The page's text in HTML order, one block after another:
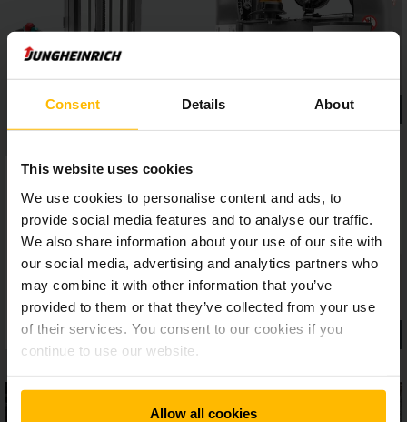
Consent Details About
This website uses cookies
We use cookies to personalise content and ads, to
provide social media features and to analyse our traffic.
We also share information about your use of our site with
our social media, advertising and analytics partners who
may combine it with other information that you’ve
provided to them or that they’ve collected from your use
of their services. You consent to our cookies if you
continue to use our website.
Allow all cookies